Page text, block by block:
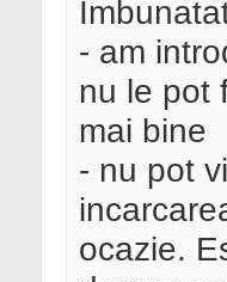
- am
nu le pot
mai bine
- nu pot
ocazie.